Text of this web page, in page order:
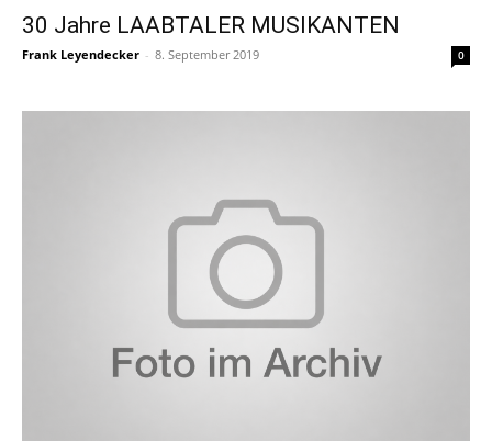
30 Jahre LAABTALER MUSIKANTEN
Frank Leyendecker - 8. September 2019 0